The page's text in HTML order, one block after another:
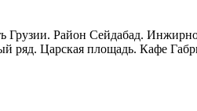
Грузии. Район Сейдабад.
ряд. Царская площадь. Кафе